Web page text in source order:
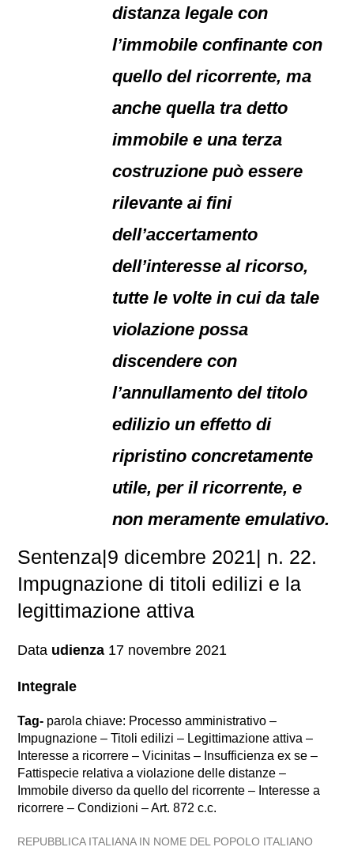
distanza legale con
l’immobile confinante con
quello del ricorrente, ma
anche quella tra detto
immobile e una terza
costruzione può essere
rilevante ai fini
dell’accertamento
dell’interesse al ricorso,
tutte le volte in cui da tale
violazione possa
discendere con
l’annullamento del titolo
edilizio un effetto di
ripristino concretamente
utile, per il ricorrente, e
non meramente emulativo.
Sentenza|9 dicembre 2021| n. 22.
Impugnazione di titoli edilizi e la
legittimazione attiva
Data udienza 17 novembre 2021
Integrale
Tag- parola chiave: Processo amministrativo –
Impugnazione – Titoli edilizi – Legittimazione attiva –
Interesse a ricorrere – Vicinitas – Insufficienza ex se –
Fattispecie relativa a violazione delle distanze –
Immobile diverso da quello del ricorrente – Interesse a
ricorrere – Condizioni – Art. 872 c.c.
REPUBBLICA ITALIANA IN NOME DEL POPOLO ITALIANO